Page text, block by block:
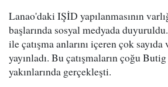
Lanao'daki IŞİD yapılanmasının
başlarında sosyal medyada
ile çatışma anlarını içeren çok
yayınladı. Bu çatışmaların çoğu Butig
yakınlarında gerçekleşti.